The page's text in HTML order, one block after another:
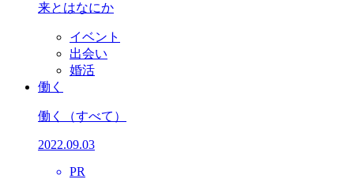
来とはなにか
イベント
出会い
婚活
働く
働く （すべて）
2022.09.03
PR